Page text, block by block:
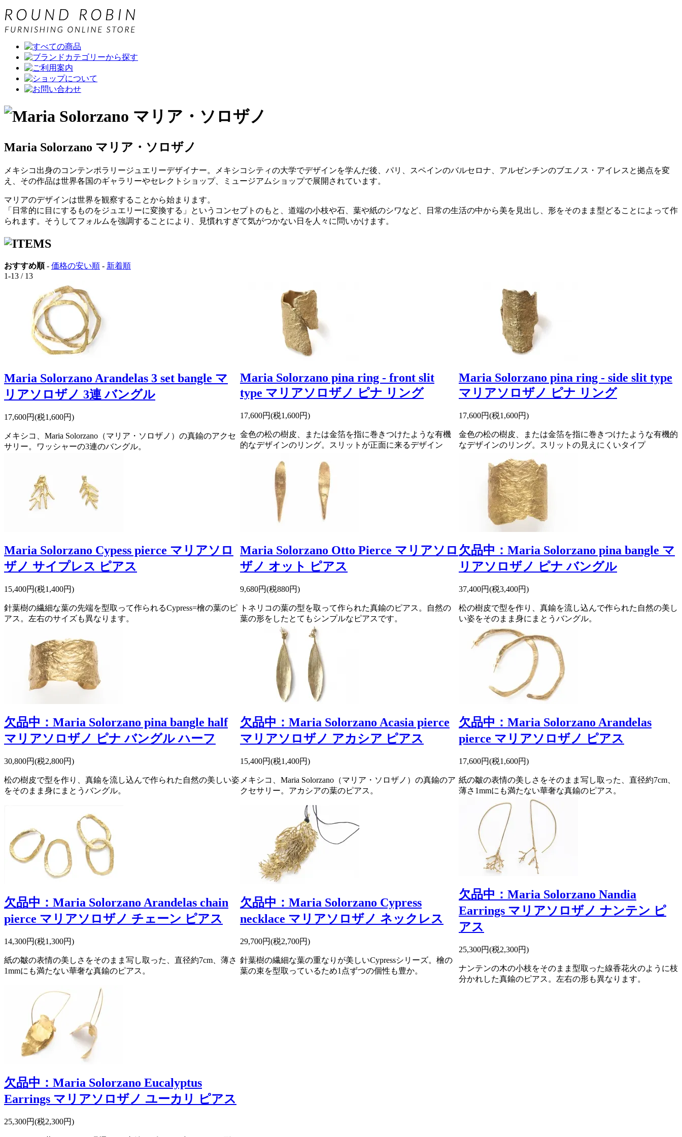
Maria Solorzano マリア・ソロザノ
メキシコ出身のコンテンポラリージュエリーデザイナー。メキシコシティの大学でデザインを学んだ後、パリ、スペインのバルセロナ、アルゼンチンのブエノス・アイレスと拠点を変
え、その作品は世界各国のギャラリーやセレクトショップ、ミュージアムショップで展開されています。
マリアのデザインは世界を観察することから始まります。
「日常的に目にするものをジュエリーに変換する」というコンセプトのもと、道端の小枝や石、葉や紙のシワなど、日常の生活の中から美を見出し、形をそのまま型どることによって作
られます。そうしてフォルムを強調することにより、見慣れすぎて気がつかない日を人々に問いかけます。
おすすめ順- 価格の安い順 - 新着順
1-13 / 13
Maria Solorzano Arandelas 3 set bangle マ
リアソロザノ 3連 バングル
17,600円(税1,600円)
メキシコ、Maria Solorzano（マリア・ソロザノ）の真鍮のアクセ
サリー。ワッシャーの3連のバングル。
Maria Solorzano pina ring - front slit
type マリアソロザノ ピナ リング
17,600円(税1,600円)
金色の松の樹皮、または金箔を指に巻きつけたような有機
的なデザインのリング。スリットが正面に来るデザイン
Maria Solorzano pina ring - side slit type
マリアソロザノ ピナ リング
17,600円(税1,600円)
金色の松の樹皮、または金箔を指に巻きつけたような有機的
なデザインのリング。スリットの見えにくいタイプ
Maria Solorzano Cypess pierce マリアソロ
ザノ サイプレス ピアス
15,400円(税1,400円)
針葉樹の繊細な葉の先端を型取って作られるCypress=檜の葉のピ
アス。左右のサイズも異なります。
Maria Solorzano Otto Pierce マリアソロ
ザノ オット ピアス
9,680円(税880円)
トネリコの葉の型を取って作られた真鍮のピアス。自然の
葉の形をしたとてもシンプルなピアスです。
欠品中：Maria Solorzano pina bangle マ
リアソロザノ ピナ バングル
37,400円(税3,400円)
松の樹皮で型を作り、真鍮を流し込んで作られた自然の美し
い姿をそのまま身にまとうバングル。
欠品中：Maria Solorzano pina bangle half
マリアソロザノ ピナ バングル ハーフ
30,800円(税2,800円)
松の樹皮で型を作り、真鍮を流し込んで作られた自然の美しい姿
をそのまま身にまとうバングル。
欠品中：Maria Solorzano Acasia pierce
マリアソロザノ アカシア ピアス
15,400円(税1,400円)
メキシコ、Maria Solorzano（マリア・ソロザノ）の真鍮のア
クセサリー。アカシアの葉のピアス。
欠品中：Maria Solorzano Arandelas
pierce マリアソロザノ ピアス
17,600円(税1,600円)
紙の皺の表情の美しさをそのまま写し取った、直径約7cm、
薄さ1mmにも満たない華奢な真鍮のピアス。
欠品中：Maria Solorzano Arandelas chain
pierce マリアソロザノ チェーン ピアス
14,300円(税1,300円)
紙の皺の表情の美しさをそのまま写し取った、直径約7cm、薄さ
1mmにも満たない華奢な真鍮のピアス。
欠品中：Maria Solorzano Cypress
necklace マリアソロザノ ネックレス
29,700円(税2,700円)
針葉樹の繊細な葉の重なりが美しいCypressシリーズ。檜の
葉の束を型取っているため1点ずつの個性も豊か。
欠品中：Maria Solorzano Nandia
Earrings マリアソロザノ ナンテン ピ
アス
25,300円(税2,300円)
ナンテンの木の小枝をそのまま型取った線香花火のように枝
分かれした真鍮のピアス。左右の形も異なります。
欠品中：Maria Solorzano Eucalyptus
Earrings マリアソロザノ ユーカリ ピアス
25,300円(税2,300円)